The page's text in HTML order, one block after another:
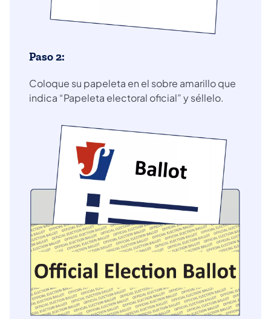
Paso 2:
Coloque su papeleta en el sobre amarillo que
indica “Papeleta electoral oficial” y séllelo.